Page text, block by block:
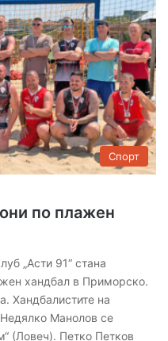
Спорт
по плажен
„Асти 91“ стана
хандбал в Приморско.
Хандбалистите на
Манолов се
(Ловеч). Петко Петков